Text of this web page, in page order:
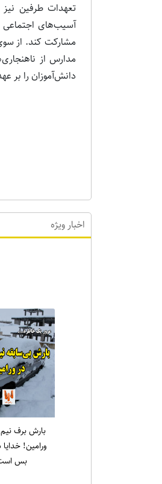
تعهدات طرفین
آسیب‌های اجتماعی
مشارکت کند. از
مدارس از
دانش‌آموزان را بر
اخبار ویژه
خرداد در
امام‌زاده جعفر